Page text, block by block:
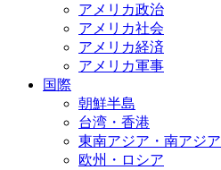
アメリカ政治
アメリカ社会
アメリカ経済
アメリカ軍事
国際
朝鮮半島
台湾・香港
東南アジア・南アジア
欧州・ロシア